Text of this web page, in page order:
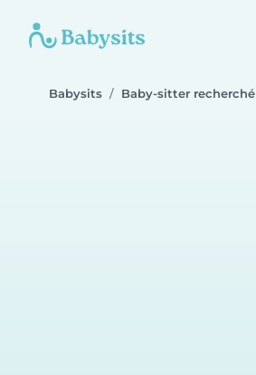
Babysits Baby-sitter recherché